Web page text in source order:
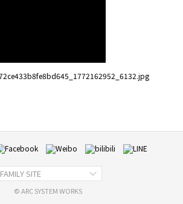
FAMILY SITE
© ARC SYSTEM WORKS